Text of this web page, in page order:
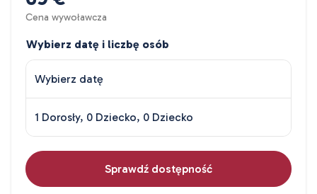
Cena wywoławcza
Wybierz datę i liczbę osób
Wybierz datę
1 Dorosły, 0 Dziecko, 0 Dziecko
Sprawdź dostępność